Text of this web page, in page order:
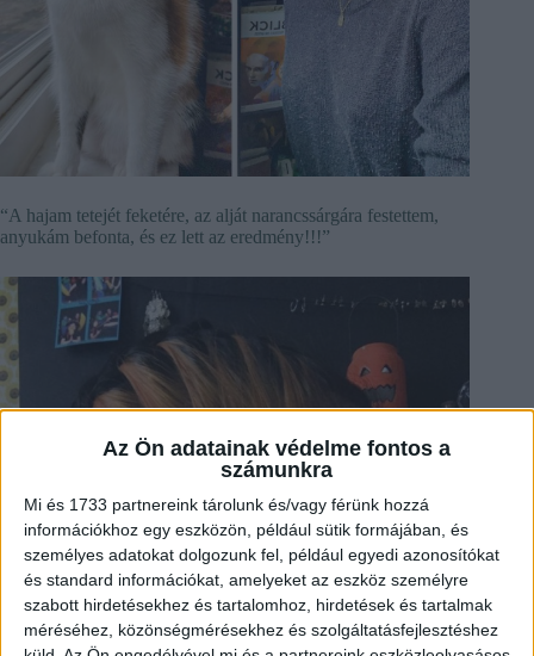
Az Ön adatainak védelme fontos a
számunkra
Mi és 1733 partnereink tárolunk és/vagy férünk hozzá
információkhoz egy eszközön, például sütik formájában, és
személyes adatokat dolgozunk fel, például egyedi azonosítókat
és standard információkat, amelyeket az eszköz személyre
szabott hirdetésekhez és tartalomhoz, hirdetések és tartalmak
méréséhez, közönségmérésekhez és szolgáltatásfejlesztéshez
“A hajam tetejét feketére, az alját narancssárgára festettem,
anyukám befonta, és ez lett az eredmény!!!”